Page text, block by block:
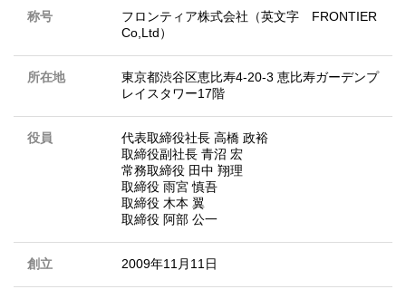
称号
フロンティア株式会社（英文字 FRONTIER
Co,Ltd）
所在地
東京都渋谷区恵比寿4-20-3 恵比寿ガーデンプ
レイスタワー17階
役員
代表取締役社長 高橋 政裕
取締役副社長 青沼 宏
常務取締役 田中 翔理
取締役 雨宮 慎吾
取締役 木本 翼
取締役 阿部 公一
創立 2009年11月11日